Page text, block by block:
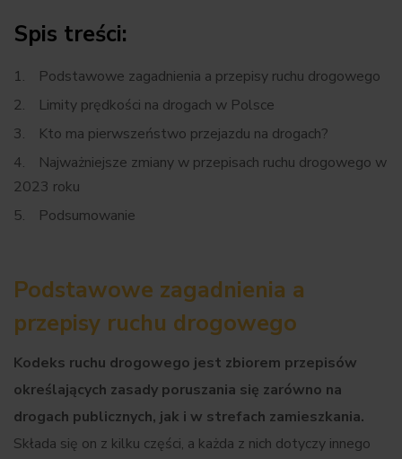
Spis treści:
Podstawowe zagadnienia a przepisy ruchu drogowego
Limity prędkości na drogach w Polsce
Kto ma pierwszeństwo przejazdu na drogach?
Najważniejsze zmiany w przepisach ruchu drogowego w
2023 roku
Podsumowanie
Podstawowe zagadnienia a
przepisy ruchu drogowego
Kodeks ruchu drogowego jest zbiorem przepisów
określających zasady poruszania się zarówno na
drogach publicznych, jak i w strefach zamieszkania.
Składa się on z kilku części, a każda z nich dotyczy innego